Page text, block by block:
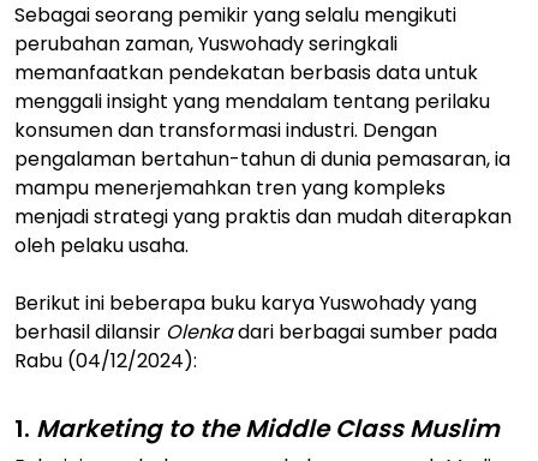
Sebagai seorang pemikir yang selalu mengikuti
perubahan zaman, Yuswohady seringkali
memanfaatkan pendekatan berbasis data untuk
menggali insight yang mendalam tentang perilaku
konsumen dan transformasi industri. Dengan
pengalaman bertahun-tahun di dunia pemasaran, ia
mampu menerjemahkan tren yang kompleks
menjadi strategi yang praktis dan mudah diterapkan
oleh pelaku usaha.
Berikut ini beberapa buku karya Yuswohady yang
berhasil dilansir Olenkadari berbagai sumber pada
Rabu (04/12/2024):
1. Marketing to the Middle Class Muslim